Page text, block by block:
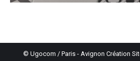
© Ugocom / Paris - Avignon Création